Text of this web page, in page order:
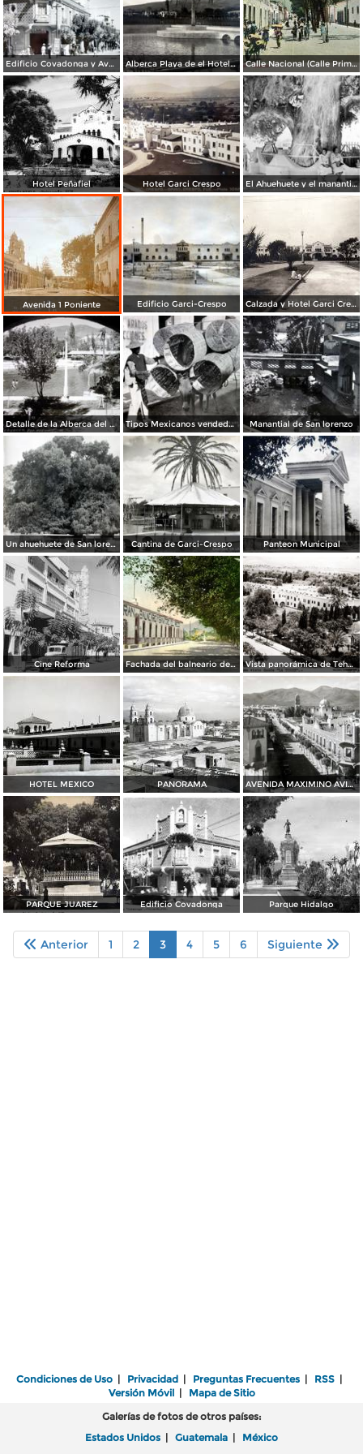
Edificio Covadonga y Ave.Independencia. Alberca Playa de el Hotel Garci-Crespo ( Fechada el dia 18 de Abril de 1935 ) Calle Nacional (Calle Primera)
Hotel Peñafiel Hotel Garci Crespo El Ahuehuete y el manantial San Lorenzo
Avenida 1 Poniente Edificio Garci-Crespo Calzada y Hotel Garci Crespo
Detalle de la Alberca del Hotel Penafiel Tipos Mexicanos vendedor de Canastos Manantial de San lorenzo
Un ahuehuete de San lorenzo Cantina de Garci-Crespo Panteon Municipal
Cine Reforma Fachada del balneario de El Riego Vista panorámica de Tehuacán
HOTEL MEXICO PANORAMA AVENIDA MAXIMINO AVILA CAMACHO
PARQUE JUAREZ Edificio Covadonga Parque Hidalgo
Anterior 1 2 3 4 5 6 Siguiente
Condiciones de Uso | Privacidad | Preguntas Frecuentes | RSS |
Versión Móvil| Mapa de Sitio
Galerías de fotos de otros países:
Estados Unidos | Guatemala | México